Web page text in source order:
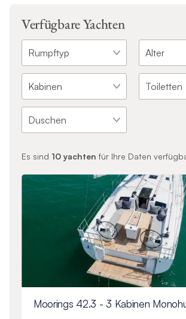
Verfügbare Yachten
Es sind 10yachten für Ihre Daten
Moorings 42.3 - 3 Kabinen